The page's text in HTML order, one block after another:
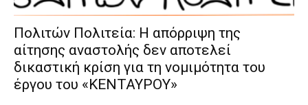
Πολιτών Πολιτεία: Η απόρριψη της
αίτησης αναστολής δεν αποτελεί
δικαστική κρίση για τη νομιμότητα του
έργου του «ΚΕΝΤΑΥΡΟΥ»